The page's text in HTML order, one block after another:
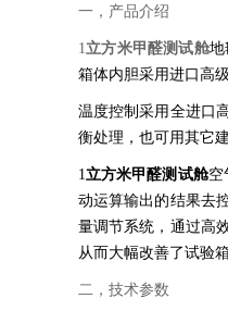
一，产品介绍
1立方米甲醛测试舱地
箱体内胆采用进口高
温度控制采用全进口
衡处理，也可用其它
1立方米甲醛测试舱空
动运算输出的结果去
量调节系统，通过高
从而大幅改善了试验
二，技术参数